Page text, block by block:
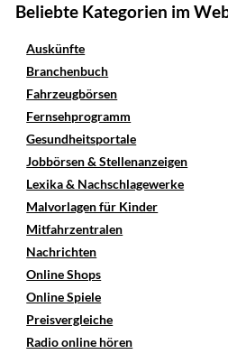
Beliebte Kategorien im
Auskünfte
Branchenbuch
Fahrzeugbörsen
Fernsehprogramm
Gesundheitsportale
Jobbörsen & Stellenanzeigen
Lexika & Nachschlagewerke
Malvorlagen für Kinder
Mitfahrzentralen
Nachrichten
Online Shops
Online Spiele
Preisvergleiche
Radio online hören